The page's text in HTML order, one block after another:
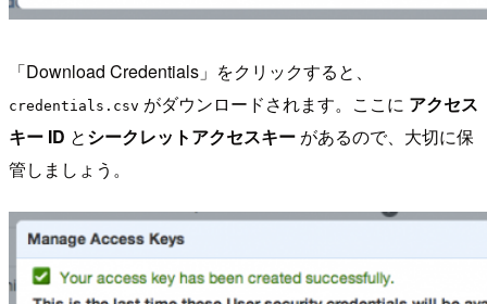
「Download Credentials」をクリックすると、
credentials.csv がダウンロードされます。ここに アクセス
キー ID とシークレットアクセスキー があるので、大切に保
管しましょう。